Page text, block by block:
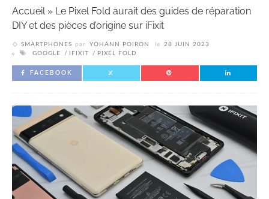
Accueil» Le Pixel Fold aurait des guides de réparation
DIY et des pièces d’origine sur iFixit
SMARTPHONES par YOHANN POIRON le
28 JUIN 2023
GOOGLE
IFIXIT PIXEL FOLD
FACEBOOK